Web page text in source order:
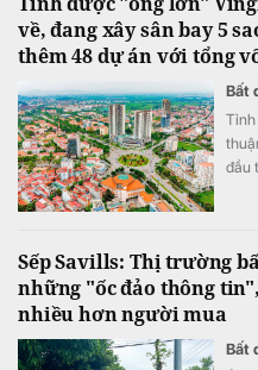
về, đang xây sân bay 5
thêm 48 dự án với tổng
Bất
Tỉnh
đầu
Sếp Savills: Thị trường
những "ốc đảo thông
nhiều hơn người mua
Bất